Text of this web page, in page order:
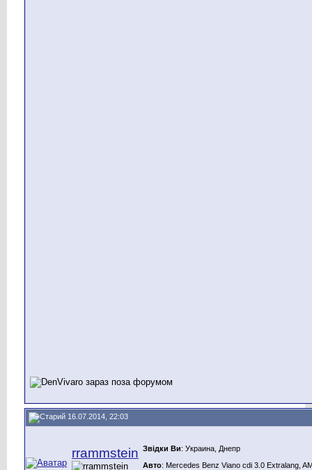
16.07.2014, 22:03
rrammstein Звідки Ви: Украина, Днепр
Авто: Mercedes Benz Viano cdi 3.0 Extralang,